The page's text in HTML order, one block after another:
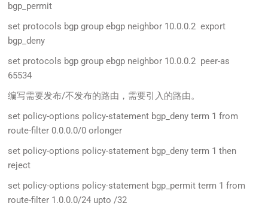
bgp_permit
set protocols bgp group ebgp neighbor 10.0.0.2 export
bgp_deny
set protocols bgp group ebgp neighbor 10.0.0.2 peer-as
65534
编写需要发布/不发布的路由，需要引入的路由。
set policy-options policy-statement bgp_deny term 1 from
route-filter 0.0.0.0/0 orlonger
set policy-options policy-statement bgp_deny term 1 then
reject
set policy-options policy-statement bgp_permit term 1 from
route-filter 1.0.0.0/24 upto /32